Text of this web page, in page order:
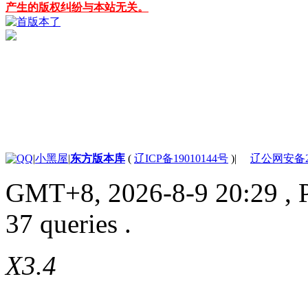
产生的版权纠纷与本站无关。
|小黑屋|东方版本库 ( 辽ICP备19010144号 )| 辽公网安备
GMT+8, 2026-8-9 20:29 ,
37 queries .
X3.4